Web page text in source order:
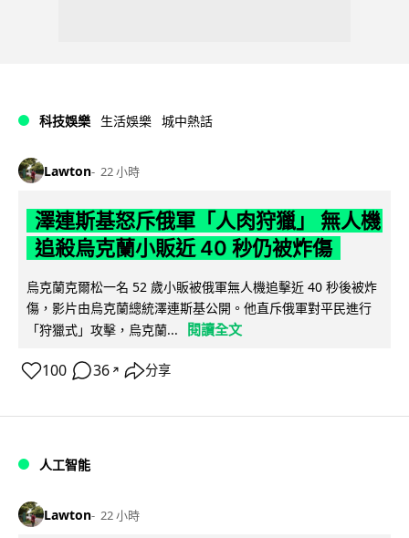
科技娛樂 生活娛樂 城中熱話
Lawton 22 小時
澤連斯基怒斥俄軍「人肉狩獵」 無人機
追殺烏克蘭小販近 40 秒仍被炸傷
烏克蘭克爾松一名 52 歲小販被俄軍無人機追擊近 40 秒後被炸
傷，影片由烏克蘭總統澤連斯基公開。他直斥俄軍對平民進行
「狩獵式」攻擊，烏克蘭...
閱讀全文
100 36 ↗ 分享
人工智能
Lawton 22 小時